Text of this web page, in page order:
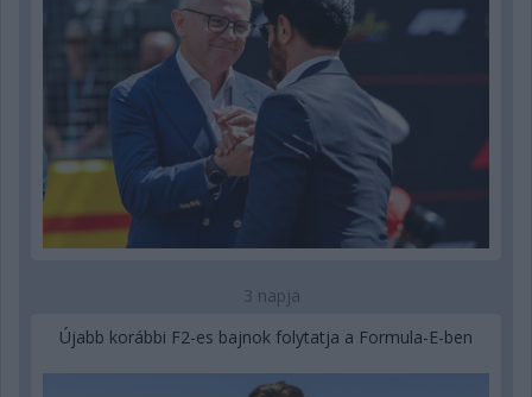
3 napja
Újabb korábbi F2-es bajnok folytatja a Formula-E-ben